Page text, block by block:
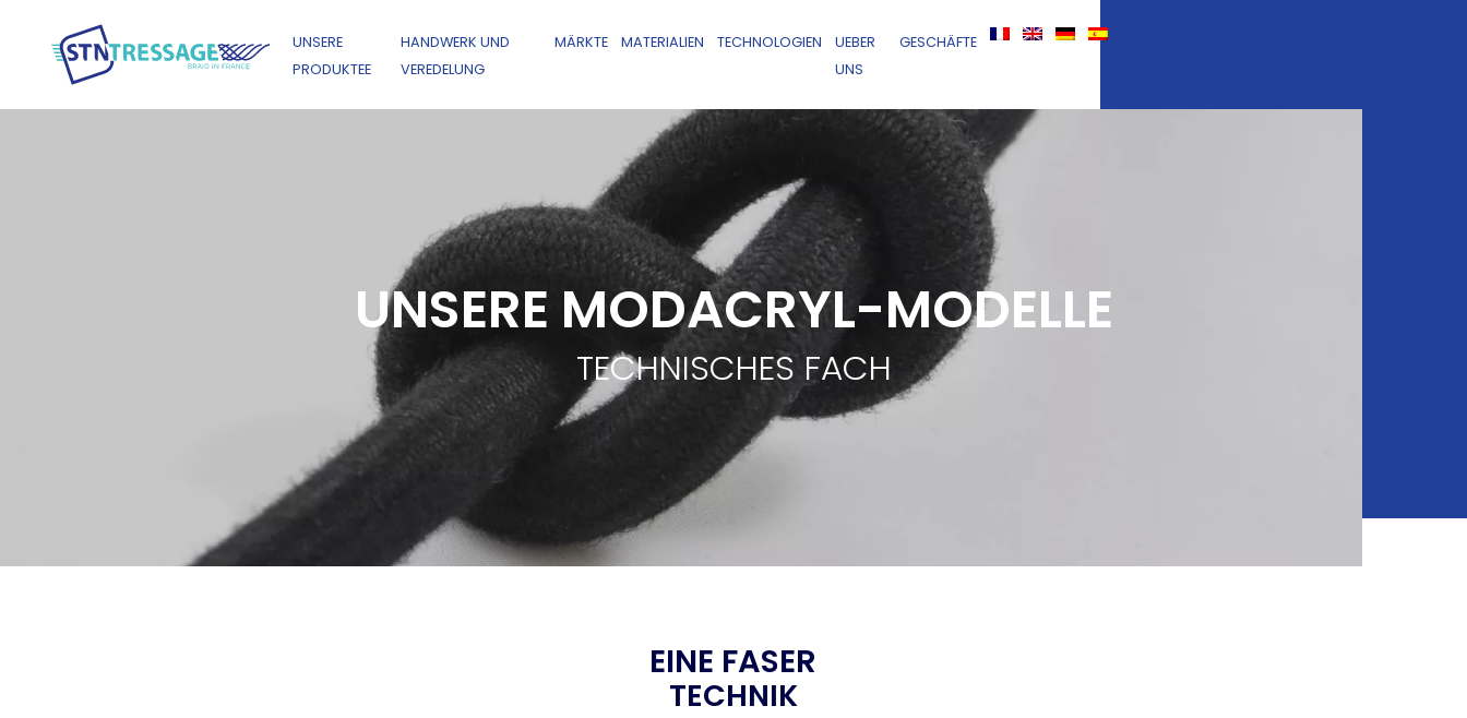
UNSERE
PRODUKTEE
HANDWERK UND
VEREDELUNG
MÄRKTE MATERIALIEN TECHNOLOGIEN
UEBER
UNS
GESCHÄFTE
UNSERE MODACRYL-MODELLE
TECHNISCHES FACH
EINE FASER
TECHNIK